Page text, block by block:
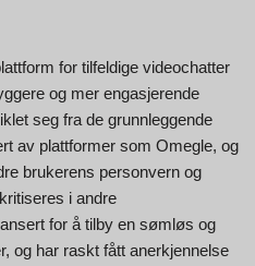
for tilfeldige videochatter
og mer engasjerende
seg fra de grunnleggende
av plattformer som Omegle, og
brukerens personvern og
i andre
for å tilby en sømløs og
og har raskt fått anerkjennelse